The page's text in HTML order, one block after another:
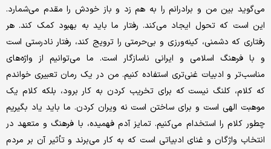
می‌گوید بین من و برادرانم را به هم زد و باز خودش را مقدم می‌شمارد.
این است که تحول ایجاد می‌کند. رفتار ما باید به بهبود کمک کند. هر
رفتاری که دشمنی، کینه‌ورزی و بی‌حرمتی را ترویج کند، رفتار نادرستی است
و با فرهنگ اسلامی و ایرانی ناسازگار است. ما می‌توانیم از واژه‌های
مناسب‌تر و ادبیات غنی‌تری استفاده کنیم. من در یک رمان تعبیری خواندم
که کلام، کلنگ نیست که برای تخریب کردن به کار برود، بلکه کلام یک
موهبت الهی است و برای ساختن است نه ویران کردن. ما باید یاد بگیریم
چطور کلام را استخدام می‌کنیم. تمایز آدم فهمیده، با فرهنگ و متعهد در
انتخاب واژگان و غنای ادبیاتی است که به کار می‌برند و تأثیر آن بر مردم